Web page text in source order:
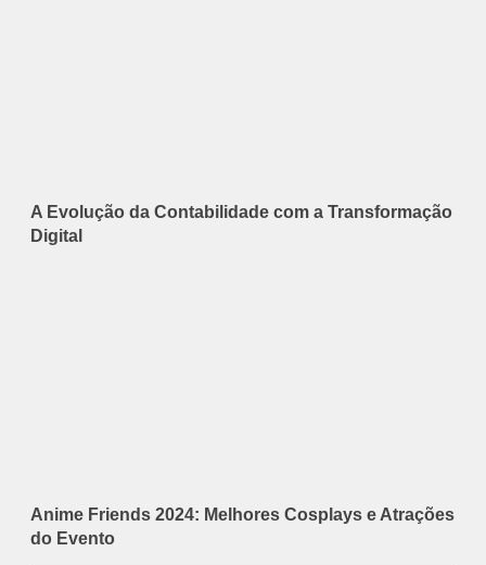
A Evolução da Contabilidade com a Transformação
Digital
Anime Friends 2024: Melhores Cosplays e Atrações
do Evento